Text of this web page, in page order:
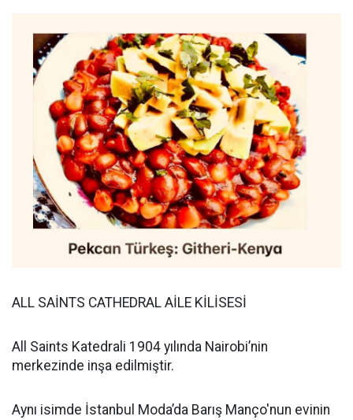
ALL SAİNTS CATHEDRAL AİLE KİLİSESİ
All Saints Katedrali 1904 yılında Nairobi’nin
merkezinde inşa edilmiştir.
Aynı isimde İstanbul Moda’da Barış Manço'nun evinin